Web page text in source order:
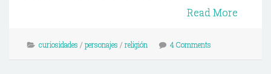
Read More
curiosidades / personajes / religión 4 Comments